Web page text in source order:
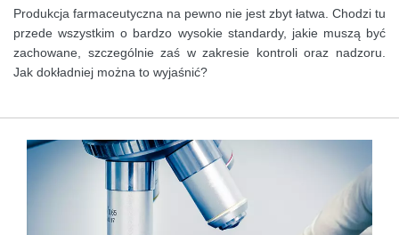
Produkcja farmaceutyczna na pewno nie jest zbyt łatwa. Chodzi tu
przede wszystkim o bardzo wysokie standardy, jakie muszą być
zachowane, szczególnie zaś w zakresie kontroli oraz nadzoru.
Jak dokładniej można to wyjaśnić?